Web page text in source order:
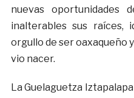
nuevas oportunidades
inalterables sus raíces,
orgullo de ser oaxaqueño
vio nacer.
La Guelaguetza